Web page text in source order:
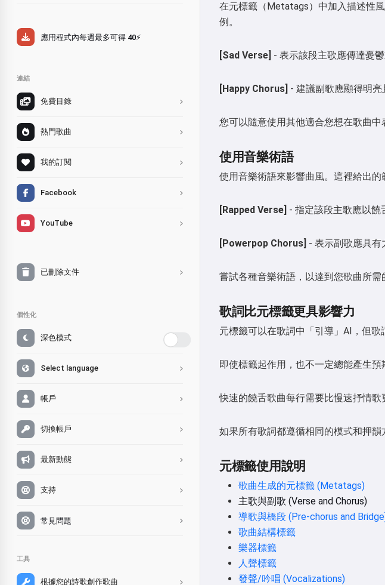
應用程式內每週最多可得 40⚡
連結
免費目錄
熱門歌曲
我的訂閱
Facebook
YouTube
已刪除文件
個性化
深色模式
Select language
帳戶
切換帳戶
最新動態
支持
常見問題
工具
根據您的詩歌創作歌曲
在元標籤（Metatags）中加入描述性
例。
[Sad Verse] - 表示該段主歌應傳達憂鬱
[Happy Chorus] - 建議副歌應顯得明亮
您可以隨意使用其他適合您想在歌曲中
使用音樂術語
使用音樂術語來影響曲風。這裡給出
[Rapped Verse] - 指定該段主歌應以饒
[Powerpop Chorus] - 表示副歌應具有
嘗試各種音樂術語，以達到您歌曲所需
歌詞比元標籤更具影響力
元標籤可以在歌詞中「引導」AI，但
即使標籤起作用，也不一定總能產生預
快速的饒舌歌曲每行需要比慢速抒情
如果所有歌詞都遵循相同的模式和押韻
元標籤使用說明
歌曲生成的元標籤 (Metatags)
主歌與副歌 (Verse and Chorus)
導歌與橋段 (Pre-chorus and
歌曲結構標籤
樂器標籤
人聲標籤
發聲/吟唱 (Vocalizations)
隱